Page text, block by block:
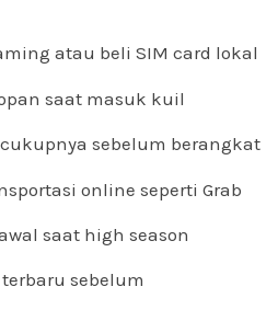
atau beli SIM card lokal
saat masuk kuil
sebelum berangkat
online seperti Grab
saat high season
sebelum